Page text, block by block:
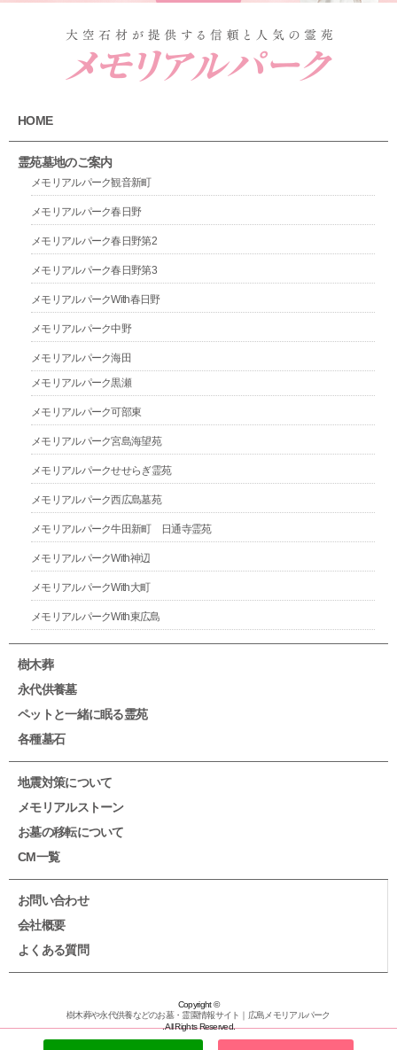
HOME
霊苑墓地のご案内
メモリアルパーク観音新町
メモリアルパーク春日野
メモリアルパーク春日野第2
メモリアルパーク春日野第3
メモリアルパークWith春日野
メモリアルパーク中野
メモリアルパーク海田
メモリアルパーク黒瀬
メモリアルパーク可部東
メモリアルパーク宮島海望苑
メモリアルパークせせらぎ霊苑
メモリアルパーク西広島墓苑
メモリアルパーク牛田新町 日通寺霊苑
メモリアルパークWith神辺
メモリアルパークWith大町
メモリアルパークWith東広島
樹木葬
永代供養墓
ペットと一緒に眠る霊苑
各種墓石
地震対策について
メモリアルストーン
お墓の移転について
CM一覧
お問い合わせ
会社概要
よくある質問
Copyright ©
樹木葬や永代供養などのお墓・霊園情報サイト｜広島メモリアルパーク
. All Rights Reserved.